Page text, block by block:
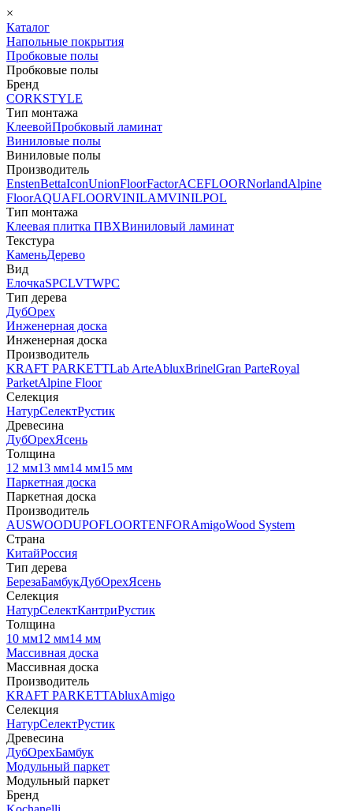
×
Каталог
Напольные покрытия
Пробковые полы
Пробковые полы
Бренд
CORKSTYLE
Тип монтажа
КлеевойПробковый ламинат
Виниловые полы
Виниловые полы
Производитель
EnstenBettaIconUnionFloorFactorACEFLOORNorlandAlpine
FloorAQUAFLOORVINILAMVINILPOL
Тип монтажа
Клеевая плитка ПВХВиниловый ламинат
Текстура
КаменьДерево
Вид
ЕлочкаSPCLVTWPC
Тип дерева
ДубОрех
Инженерная доска
Инженерная доска
Производитель
KRAFT PARKETTLab ArteAbluxBrinelGran ParteRoyal
ParketAlpine Floor
Селекция
НатурСелектРустик
Древесина
ДубОрехЯсень
Толщина
12 мм13 мм14 мм15 мм
Паркетная доска
Паркетная доска
Производитель
AUSWOODUPOFLOORTENFORAmigoWood System
Страна
КитайРоссия
Тип дерева
БерезаБамбукДубОрехЯсень
Селекция
НатурСелектКантриРустик
Толщина
10 мм12 мм14 мм
Массивная доска
Массивная доска
Производитель
KRAFT PARKETTAbluxAmigo
Селекция
НатурСелектРустик
Древесина
ДубОрехБамбук
Модульный паркет
Модульный паркет
Бренд